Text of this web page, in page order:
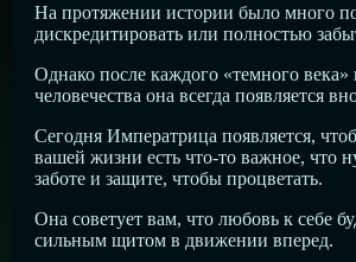
На протяжении истории было много
дискредитировать или полностью
Однако после каждого «темного века»
человечества она всегда появляется
Сегодня Императрица появляется,
вашей жизни есть что-то важное, что
заботе и защите, чтобы процветать.
Она советует вам, что любовь к себе
сильным щитом в движении вперед.